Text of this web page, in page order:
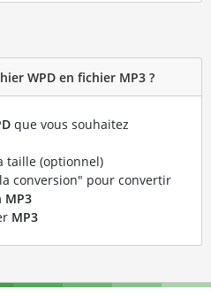
WPD en fichier MP3 ?
que vous souhaitez
taille (optionnel)
conversion" pour convertir
MP3
MP3